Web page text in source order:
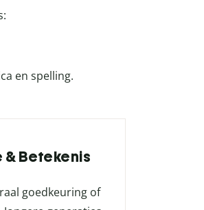
en spelling.
& Betekenis
goedkeuring of